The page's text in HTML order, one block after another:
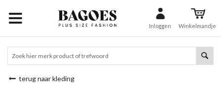
Inloggen Winkelmandje
terug naar kleding